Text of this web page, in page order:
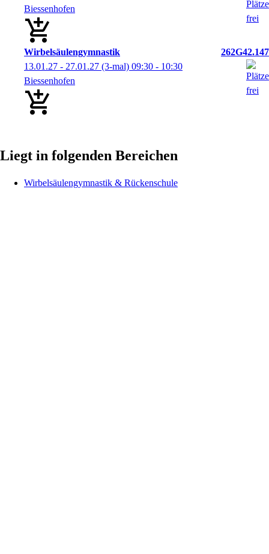
Biessenhofen
Wirbelsäulengymnastik
262G42.147
13.01.27 - 27.01.27 (3-mal) 09:30 - 10:30
Biessenhofen
Liegt in folgenden Bereichen
Wirbelsäulengymnastik & Rückenschule